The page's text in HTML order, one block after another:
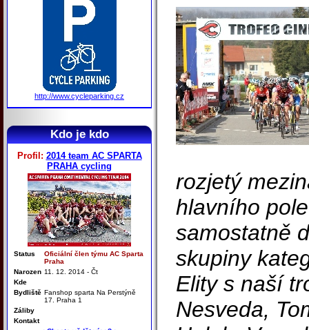
http://www.cycleparking.cz
Kdo je kdo
Profil: 2014 team AC SPARTA
PRAHA cycling
Status
Oficiální člen týmu AC Sparta
Praha
Narozen 11. 12. 2014 - Čt
Kde
Bydliště Fanshop sparta Na Perstýně
17. Praha 1
Záliby
Kontakt
rozjetý
hlavního
samostatně
skupiny
Elity s naší
Nesveda,